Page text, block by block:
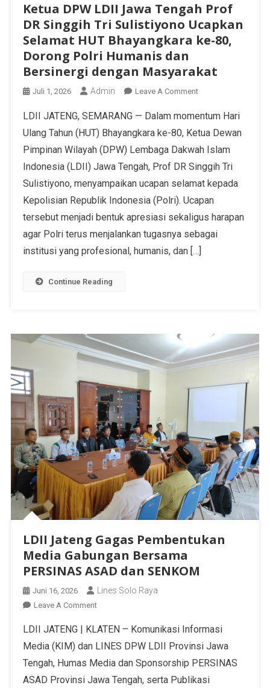
Ketua DPW LDII Jawa Tengah Prof
DR Singgih Tri Sulistiyono Ucapkan
Selamat HUT Bhayangkara ke-80,
Dorong Polri Humanis dan
Bersinergi dengan Masyarakat
Juli 1, 2026 Admin Leave A Comment
LDII JATENG, SEMARANG — Dalam momentum Hari
Ulang Tahun (HUT) Bhayangkara ke-80, Ketua Dewan
Pimpinan Wilayah (DPW) Lembaga Dakwah Islam
Indonesia (LDII) Jawa Tengah, Prof DR Singgih Tri
Sulistiyono, menyampaikan ucapan selamat kepada
Kepolisian Republik Indonesia (Polri). Ucapan
tersebut menjadi bentuk apresiasi sekaligus harapan
agar Polri terus menjalankan tugasnya sebagai
institusi yang profesional, humanis, dan […]
Continue Reading
LDII Jateng Gagas Pembentukan
Media Gabungan Bersama
PERSINAS ASAD dan SENKOM
Juni 16, 2026 Lines Solo Raya
Leave A Comment
LDII JATENG | KLATEN – Komunikasi Informasi
Media (KIM) dan LINES DPW LDII Provinsi Jawa
Tengah, Humas Media dan Sponsorship PERSINAS
ASAD Provinsi Jawa Tengah, serta Publikasi